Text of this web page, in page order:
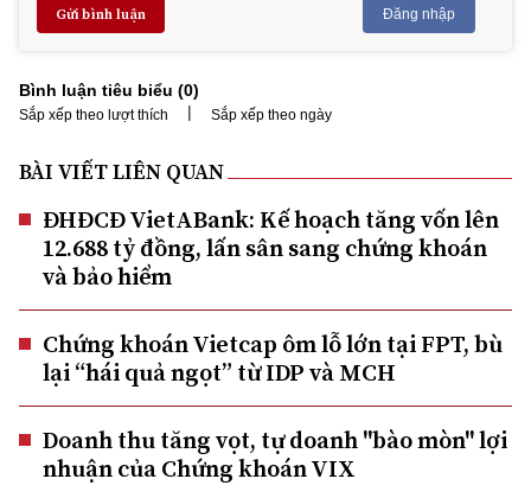
Gửi bình luận Đăng nhập
Bình luận tiêu biểu (0)
Sắp xếp theo lượt thích | Sắp xếp theo ngày
BÀI VIẾT LIÊN QUAN
ĐHĐCĐ VietABank: Kế hoạch tăng vốn lên
12.688 tỷ đồng, lấn sân sang chứng khoán
và bảo hiểm
Chứng khoán Vietcap ôm lỗ lớn tại FPT, bù
lại “hái quả ngọt” từ IDP và MCH
Doanh thu tăng vọt, tự doanh "bào mòn" lợi
nhuận của Chứng khoán VIX